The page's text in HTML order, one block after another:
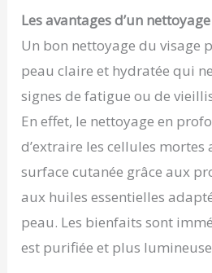
Les avantages d’un
Un bon nettoyage du visage
peau claire et hydratée qui
signes de fatigue ou de
En effet, le nettoyage en
d’extraire les cellules mortes
surface cutanée grâce aux
aux huiles essentielles
peau. Les bienfaits sont
est purifiée et plus